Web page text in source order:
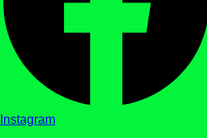
Instagram